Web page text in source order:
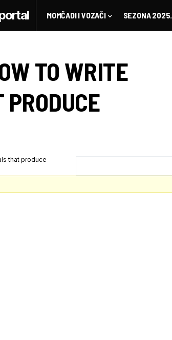
MOMČADI I VOZAČI SEZONA 2025.
TO WRITE
that produce